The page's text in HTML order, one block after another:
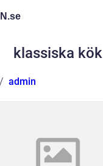
se
klassiska kök
admin